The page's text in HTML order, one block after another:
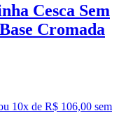
Cesca Sem
Cromada
10x de R$ 106,00 sem